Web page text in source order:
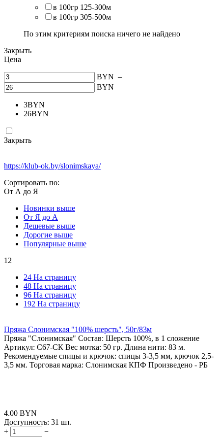
в 100гр 125-300м
в 100гр 305-500м
По этим критериям поиска ничего не найдено
Закрыть
Цена
BYN –
BYN
3BYN
26BYN
Закрыть
https://klub-ok.by/slonimskaya/
Сортировать по:
От А до Я
Новинки выше
От Я до А
Дешевые выше
Дорогие выше
Популярные выше
12
24 На страницу
48 На страницу
96 На страницу
192 На страницу
Пряжа Слонимская "100% шерсть", 50г/83м
Пряжа "Слонимская" Состав: Шерсть 100%, в 1 сложение
Артикул: С67-СК Вес мотка: 50 гр. Длина нити: 83 м.
Рекомендуемые спицы и крючок: спицы 3-3,5 мм, крючок 2,5-
3,5 мм. Торговая марка: Слонимская КПФ Произведено - РБ
4.00 BYN
Доступность: 31 шт.
+
−